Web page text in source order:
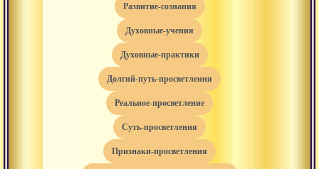
развитие-сознания
духовные-учения
духовные-практики
долгий-путь-просветления
реальное-просветление
суть-просветления
признаки-просветления